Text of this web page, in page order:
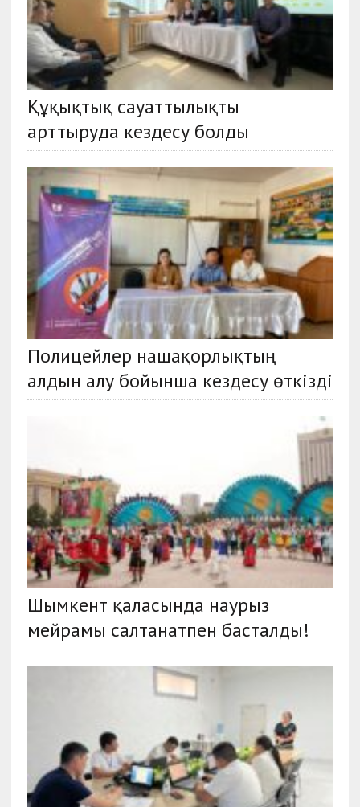
Құқықтық сауаттылықты
арттыруда кездесу болды
Полицейлер нашақорлықтың
алдын алу бойынша кездесу өткізді
Шымкент қаласында наурыз
мейрамы салтанатпен басталды!